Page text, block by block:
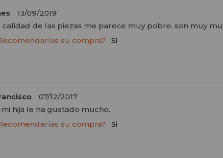
13/09/2019
calidad de las piezas me parece muy pobre, son muy
su compra?
Si
07/12/2017
mi hija le ha gustado mucho.
su compra?
Si